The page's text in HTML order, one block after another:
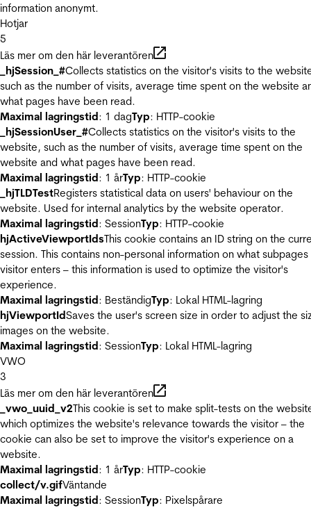
information anonymt.
Hotjar
5
Läs mer om den här leverantören
_hjSession_#Collects statistics on the visitor's visits to the
such as the number of visits, average time spent on the website
what pages have been read.
Maximal lagringstid: 1 dagTyp: HTTP-cookie
_hjSessionUser_#Collects statistics on the visitor's visits to the
website, such as the number of visits, average time spent on the
website and what pages have been read.
Maximal lagringstid: 1 årTyp: HTTP-cookie
_hjTLDTestRegisters statistical data on users' behaviour on the
website. Used for internal analytics by the website operator.
Maximal lagringstid: SessionTyp: HTTP-cookie
hjActiveViewportIdsThis cookie contains an ID string on the
session. This contains non-personal information on what
visitor enters – this information is used to optimize the visitor's
experience.
Maximal lagringstid: BeständigTyp: Lokal HTML-lagring
hjViewportIdSaves the user's screen size in order to adjust the
images on the website.
Maximal lagringstid: SessionTyp: Lokal HTML-lagring
VWO
3
Läs mer om den här leverantören
_vwo_uuid_v2This cookie is set to make split-tests on the
which optimizes the website's relevance towards the visitor – the
cookie can also be set to improve the visitor's experience on a
website.
Maximal lagringstid: 1 årTyp: HTTP-cookie
collect/v.gifVäntande
Maximal lagringstid: SessionTyp: Pixelspårare